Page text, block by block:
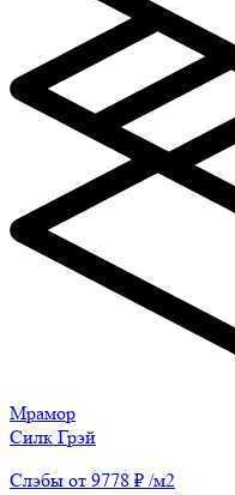
Мрамор
Силк Грэй
Слэбы от 9778 ₽ /м2